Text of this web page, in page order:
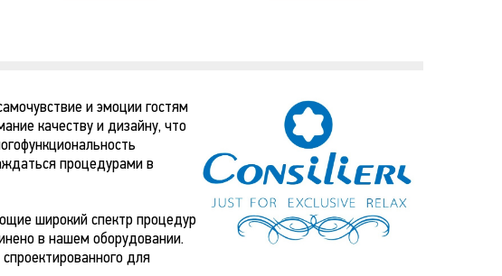
и эмоции гостям
качеству и дизайну, что
процедурами в
широкий спектр процедур
в нашем оборудовании.
для